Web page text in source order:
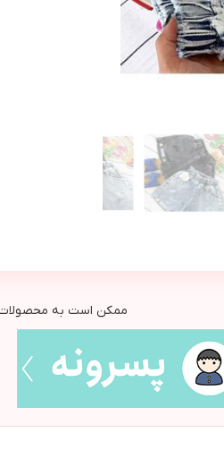
ممکن است به محصولات